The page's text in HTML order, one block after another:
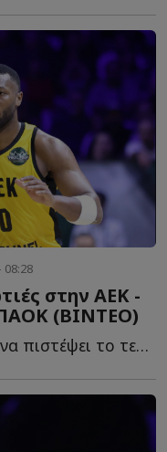
08:28
στην ΑΕΚ -
(ΒΙΝΤΕΟ)
Ο Αμερικανός δεν μπορούσε να πιστέψει το τελικό αποτέλεσμα κ...